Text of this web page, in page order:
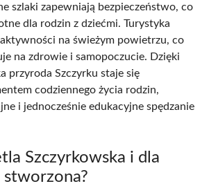
szlaki zapewniają bezpieczeństwo, co
dla rodzin z dziećmi. Turystyka
na świeżym powietrzu, co
na zdrowie i samopoczucie. Dzięki
przyroda Szczyrku staje się
codziennego życia rodzin,
i jednocześnie edukacyjne spędzanie
Szczyrkowska i dla
stworzona?